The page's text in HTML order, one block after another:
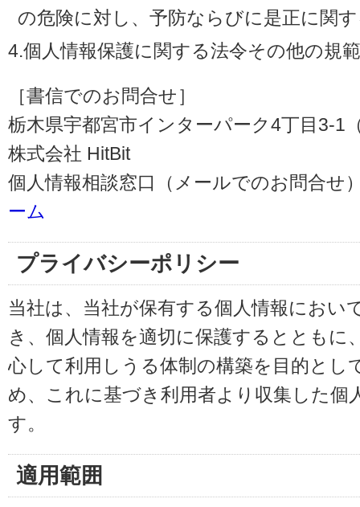
の危険に対し、予防ならびに是正に関
4.個人情報保護に関する法令その他の規
［書信でのお問合せ］
栃木県宇都宮市インターパーク4丁目3-1
株式会社 HitBit
個人情報相談窓口（メールでのお問合せ
ーム
プライバシーポリシー
当社は、当社が保有する個人情報におい
き、個人情報を適切に保護するとともに
心して利用しうる体制の構築を目的とし
め、これに基づき利用者より収集した個
す。
適用範囲